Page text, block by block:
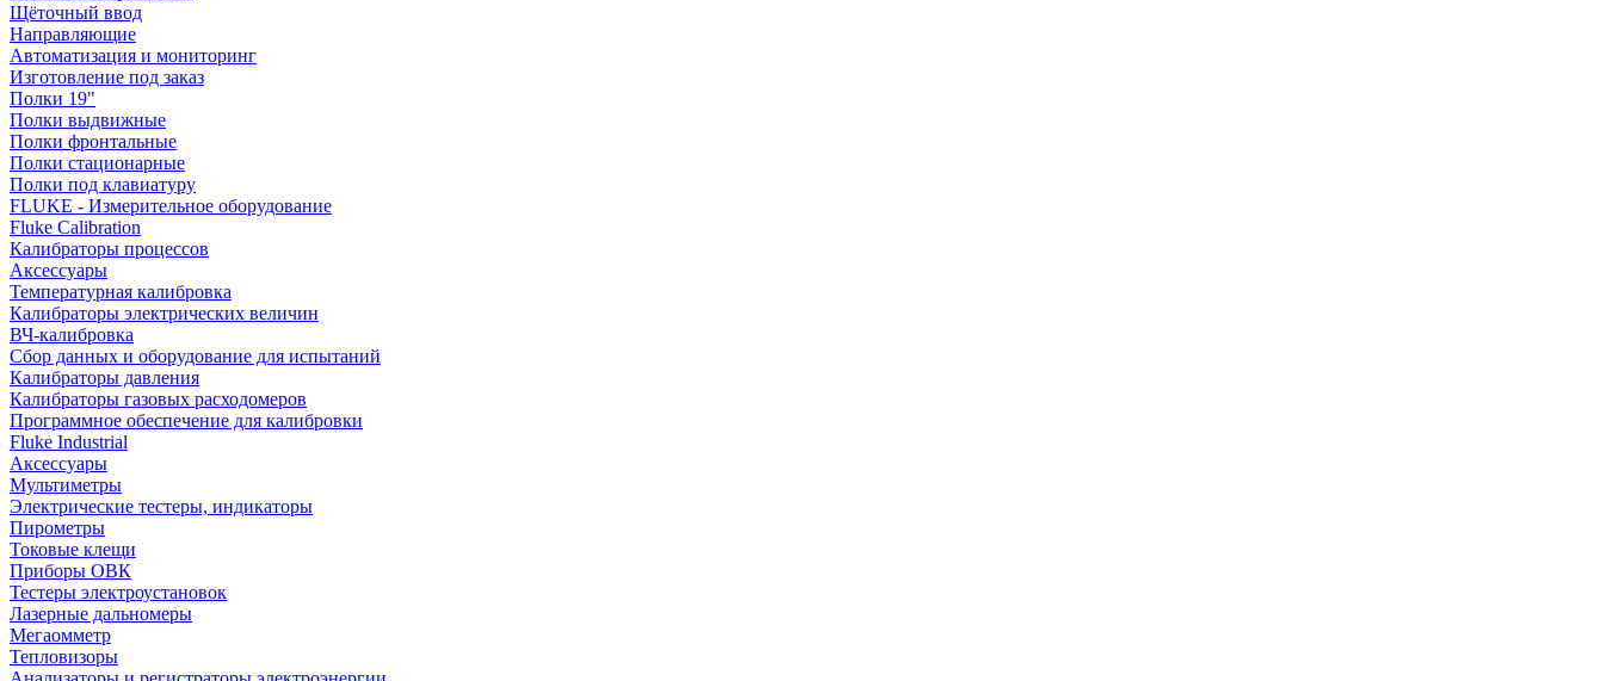
Щёточный ввод
Направляющие
Автоматизация и мониторинг
Изготовление под заказ
Полки 19"
Полки выдвижные
Полки фронтальные
Полки стационарные
Полки под клавиатуру
FLUKE - Измерительное оборудование
Fluke Calibration
Калибраторы процессов
Аксессуары
Температурная калибровка
Калибраторы электрических величин
ВЧ-калибровка
Сбор данных и оборудование для испытаний
Калибраторы давления
Калибраторы газовых расходомеров
Программное обеспечение для калибровки
Fluke Industrial
Аксессуары
Мультиметры
Электрические тестеры, индикаторы
Пирометры
Токовые клещи
Приборы ОВК
Тестеры электроустановок
Лазерные дальномеры
Мегаомметр
Тепловизоры